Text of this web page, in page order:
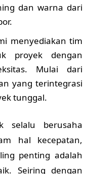
dan warna dari
menyediakan tim
proyek dengan
Mulai dari
yang terintegrasi
tunggal.
selalu berusaha
hal kecepatan,
penting adalah
Seiring dengan